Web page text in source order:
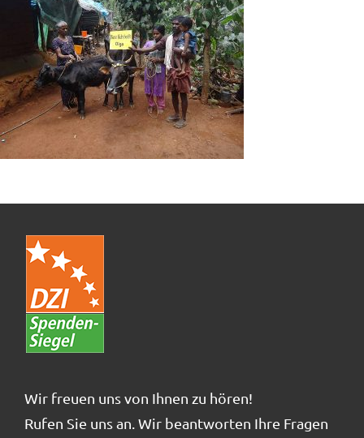
Projekte
Wir freuen uns von Ihnen zu hören!
Rufen Sie uns an. Wir beantworten Ihre Fragen